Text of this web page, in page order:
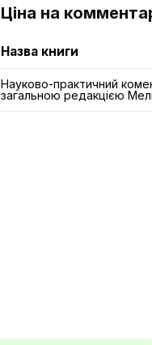
Ціна на
Назва книги
Науково-практичний
загальною редакцією